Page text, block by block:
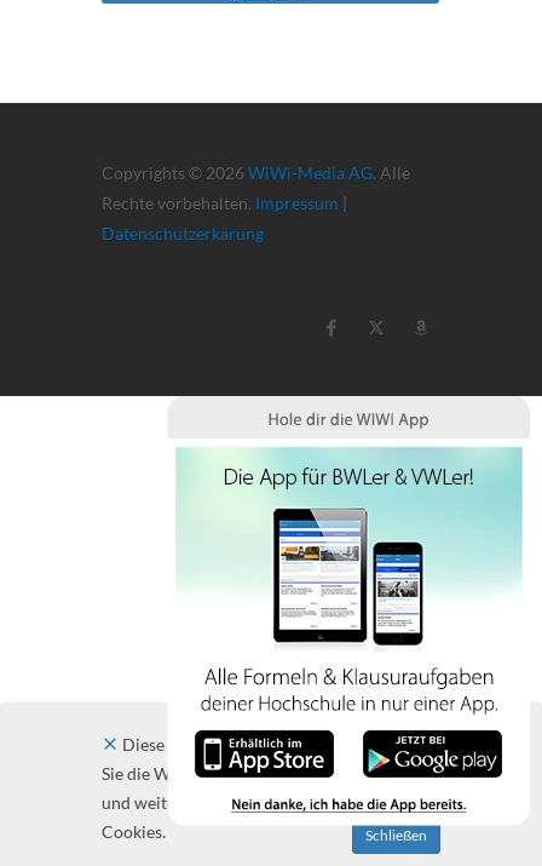
Copyrights © 2026 WiWi-Media AG. Alle
Rechte vorbehalten. Impressum |
Datenschutzerkärung
Diese Website verwendet Cookies. Indem
Sie die Website und ihre Angebote nutzen
und weiter navigieren, akzeptieren Sie diese
Cookies.
Schließen